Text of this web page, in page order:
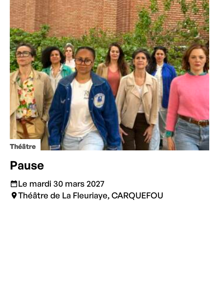
Théâtre
Pause
Le mardi 30 mars 2027
Théâtre de La Fleuriaye, CARQUEFOU